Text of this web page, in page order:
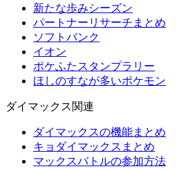
新たな歩みシーズン
パートナーリサーチまとめ
ソフトバンク
イオン
ポケふたスタンプラリー
ほしのすなが多いポケモン
ダイマックス関連
ダイマックスの機能まとめ
キョダイマックスまとめ
マックスバトルの参加方法